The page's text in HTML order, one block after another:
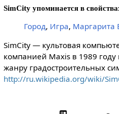
SimCity упоминается в
Город, Игра, Маргарита
SimCity — культовая
компанией Maxis в 1989
жанру градостроительных
http://ru.wikipedia.org/wiki/